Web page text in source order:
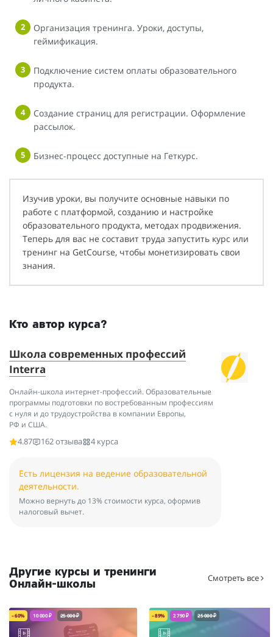
Организация тренинга. Уроки, доступы,
геймификация.
Подключение систем оплаты образовательного
продукта.
Создание страниц для регистрации. Оформление
рассылок.
Бизнес-процесс доступные на Геткурс.
Изучив уроки, вы получите основные навыки по
работе с платформой, созданию и настройке
образовательного продукта, методах продвижения.
Теперь для вас не составит труда запустить курс или
тренинг на GetCourse, чтобы монетизировать свои
знания.
Кто автор курса?
Школа современных профессий
Interra
Онлайн-школа интернет-профессий. Образовательные
программы подготовки по востребованным профессиям
с нуля и до трудоустройства в компании Европы,
РФ и США.
4.87
162 отзыва 4 курса
Есть лицензия на ведение образовательной
деятельности.
Можно вернуть до 13% стоимости курса, оформив
налоговый вычет.
Другие курсы и тренинги
Онлайн-школы
Смотреть все
– 60% 10 000 ₽ 25 000 ₽ – 89% 2 790 ₽ 25 000 ₽